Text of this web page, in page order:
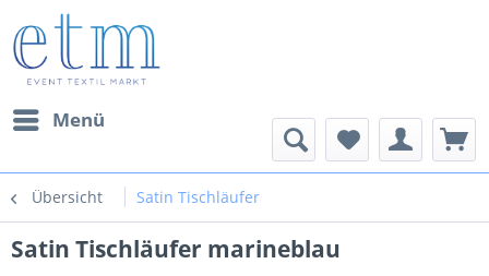
Menü
Übersicht Satin Tischläufer
Satin Tischläufer marineblau